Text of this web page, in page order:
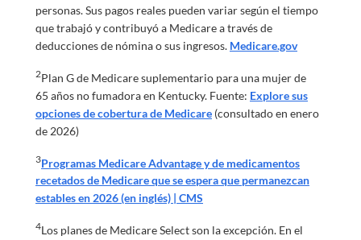
personas. Sus pagos reales pueden variar según el tiempo
que trabajó y contribuyó a Medicare a través de
deducciones de nómina o sus ingresos. Medicare.gov
2Plan G de Medicare suplementario para una mujer de
65 años no fumadora en Kentucky. Fuente: Explore sus
opciones de cobertura de Medicare (consultado en enero
de 2026)
3Programas Medicare Advantage y de medicamentos
recetados de Medicare que se espera que permanezcan
estables en 2026 (en inglés) | CMS
4Los planes de Medicare Select son la excepción. En el